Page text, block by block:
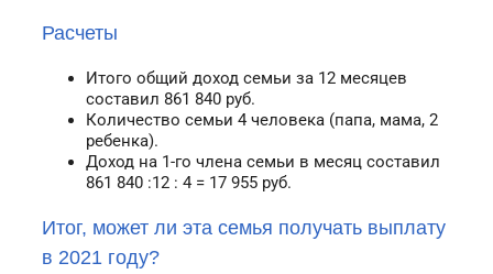
Расчеты
Итого общий доход семьи за 12 месяцев
составил 861 840 руб.
Количество семьи 4 человека (папа, мама, 2
ребенка).
Доход на 1-го члена семьи в месяц составил
861 840 :12 : 4 = 17 955 руб.
Итог, может ли эта семья получать выплату
в 2021 году?